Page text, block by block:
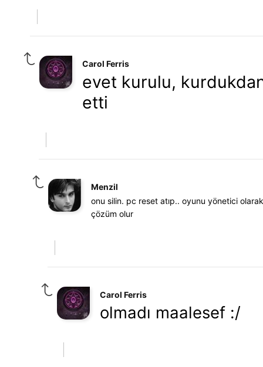
Carol Ferris
evet kurulu,
etti
Menzil
onu silin. pc reset atıp.. oyunu yönetici olarak
çözüm olur
Carol Ferris
olmadı maalesef :/